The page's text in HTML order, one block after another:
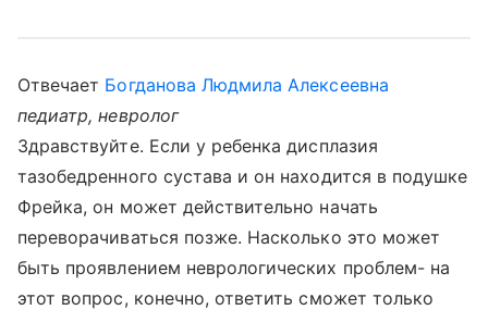
Отвечает Богданова Людмила Алексеевна
педиатр, невролог
Здравствуйте. Если у ребенка дисплазия
тазобедренного сустава и он находится в подушке
Фрейка, он может действительно начать
переворачиваться позже. Насколько это может
быть проявлением неврологических проблем- на
этот вопрос, конечно, ответить сможет только